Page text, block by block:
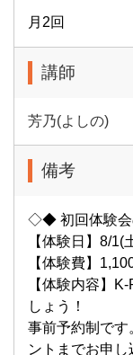
月2回
講師
芳乃(よしの)
備考
◇◆ 初回体験
【体験日】8/1(
【体験費】
【体験内容】
しょう！
事前予約制です
ントまでお申し